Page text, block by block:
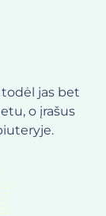
jas bet
o įrašus